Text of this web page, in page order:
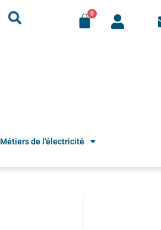
Métiers de l’électricité